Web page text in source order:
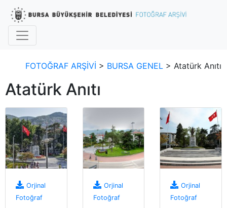
FOTOĞRAF ARŞİVİ > BURSA GENEL > Atatürk Anıtı
Atatürk Anıtı
Orjinal
Fotoğraf
Orjinal
Fotoğraf
Orjinal
Fotoğraf